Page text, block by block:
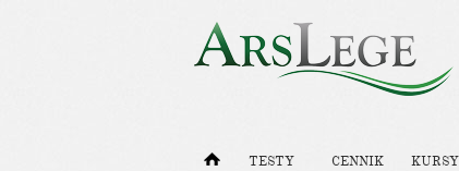
TESTY CENNIK